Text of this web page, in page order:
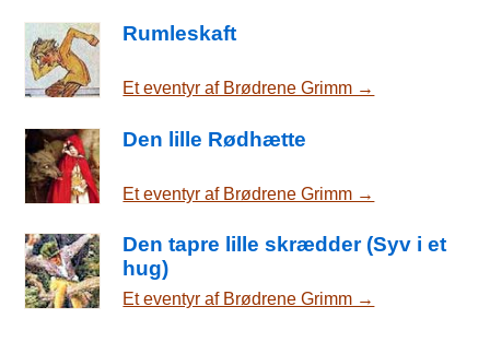
Rumleskaft
Et eventyr af Brødrene Grimm →
Den lille Rødhætte
Et eventyr af Brødrene Grimm →
Den tapre lille skrædder (Syv i et
hug)
Et eventyr af Brødrene Grimm →